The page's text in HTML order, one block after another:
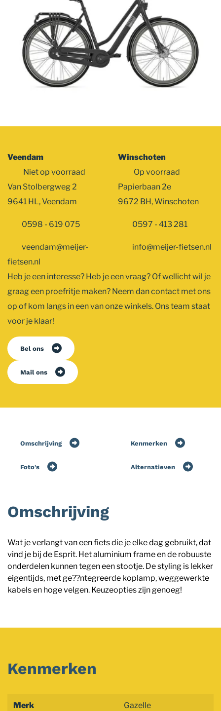
Veendam
Niet op voorraad
Van Stolbergweg 2
9641 HL, Veendam
0598 - 619 075
veendam@meijer-
fietsen.nl
Winschoten
Op voorraad
Papierbaan 2e
9672 BH, Winschoten
0597 - 413 281
info@meijer-fietsen.nl
Heb je een interesse? Heb je een vraag? Of wellicht wil je
graag een proefritje maken? Neem dan contact met ons
op of kom langs in een van onze winkels. Ons team staat
voor je klaar!
Bel ons
Mail ons
Omschrijving Kenmerken
Foto's Alternatieven
Omschrijving
Wat je verlangt van een fiets die je elke dag gebruikt, dat
vind je bij de Esprit. Het aluminium frame en de robuuste
onderdelen kunnen tegen een stootje. De styling is lekker
eigentijds, met ge??ntegreerde koplamp, weggewerkte
kabels en hoge velgen. Keuzeopties zijn genoeg!
Kenmerken
Merk Gazelle